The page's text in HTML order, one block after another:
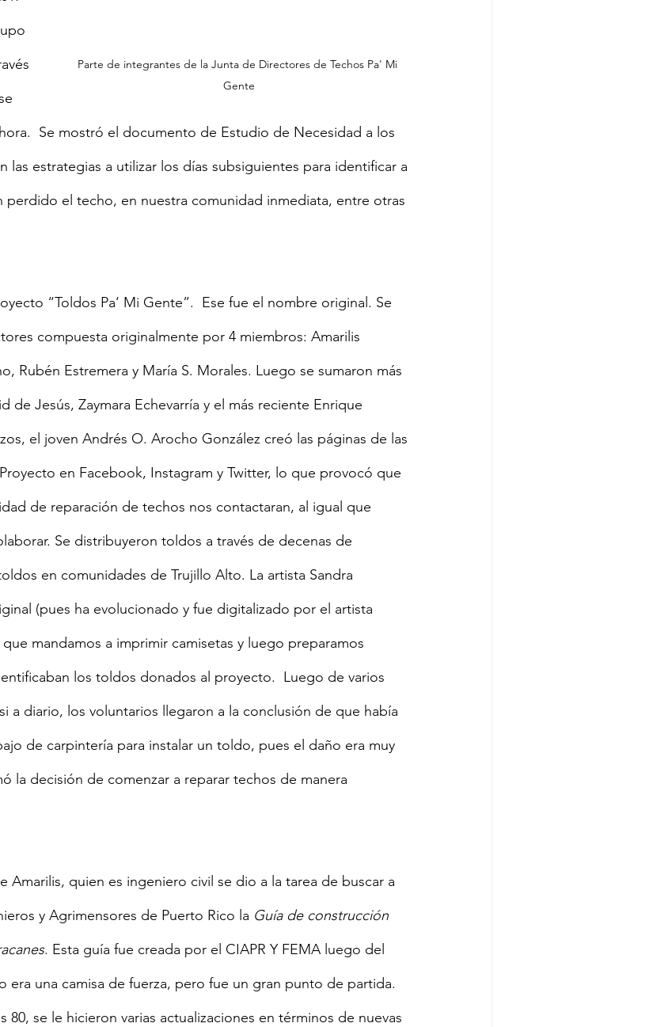
Parte de integrantes de la Junta de Directores de Techos Pa' Mi
Gente
Se mostró el documento de Estudio de Necesidad a los
las estrategias a utilizar los días subsiguientes para identificar a
perdido el techo, en nuestra comunidad inmediata, entre otras
compuesta originalmente por 4 miembros: Amarilis
Rubén Estremera y María S. Morales. Luego se sumaron más
de Jesús, Zaymara Echevarría y el más reciente Enrique
el joven Andrés O. Arocho González creó las páginas de las
en Facebook, Instagram y Twitter, lo que provocó que
de reparación de techos nos contactaran, al igual que
Se distribuyeron toldos a través de decenas de
en comunidades de Trujillo Alto. La artista Sandra
(pues ha evolucionado y fue digitalizado por el artista
mandamos a imprimir camisetas y luego preparamos
los toldos donados al proyecto.  Luego de varios
a diario, los voluntarios llegaron a la conclusión de que había
de carpintería para instalar un toldo, pues el daño era muy
la decisión de comenzar a reparar techos de manera
y Agrimensores de Puerto Rico la Guía de construcción
. Esta guía fue creada por el CIAPR Y FEMA luego del
era una camisa de fuerza, pero fue un gran punto de partida.
80, se le hicieron varias actualizaciones en términos de nuevas